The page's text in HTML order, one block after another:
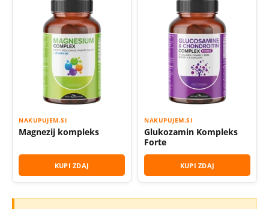
NAKUPUJEM.SI
Magnezij kompleks
KUPI ZDAJ
NAKUPUJEM.SI
Glukozamin Kompleks
Forte
KUPI ZDAJ